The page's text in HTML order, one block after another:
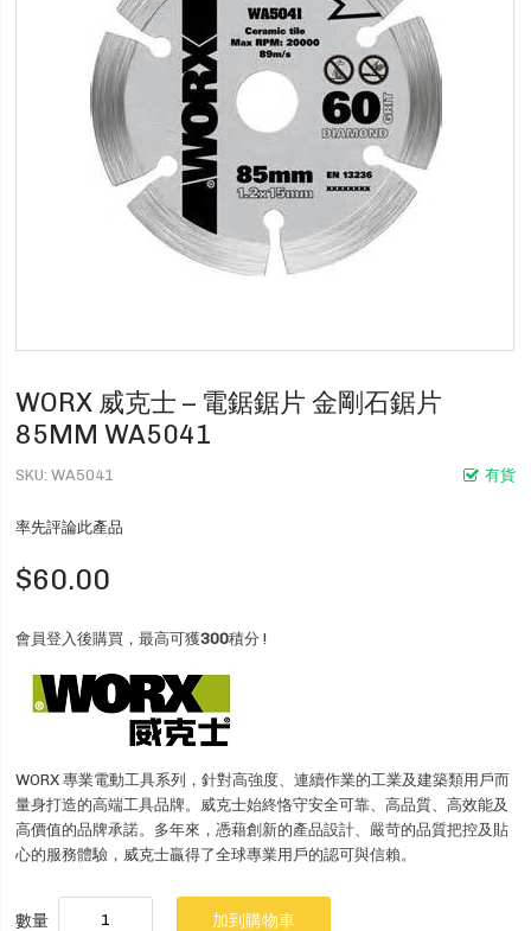
WORX 威克士 – 電鋸鋸片 金剛石鋸片
85MM WA5041
有貨
SKU WA5041
率先評論此產品
$60.00
會員登入後購買，最高可獲300積分 !
WORX 專業電動工具系列，針對高強度、連續作業的工業及建築類用戶而
量身打造的高端工具品牌。威克士始終恪守安全可靠、高品質、高效能及
高價值的品牌承諾。多年來，憑藉創新的產品設計、嚴苛的品質把控及貼
心的服務體驗，威克士贏得了全球專業用戶的認可與信賴。
數量 加到購物車